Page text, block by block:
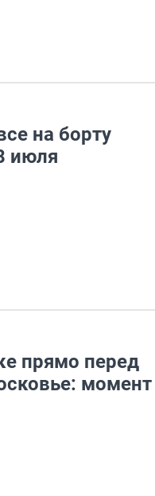
на борту
июля
прямо перед
момент